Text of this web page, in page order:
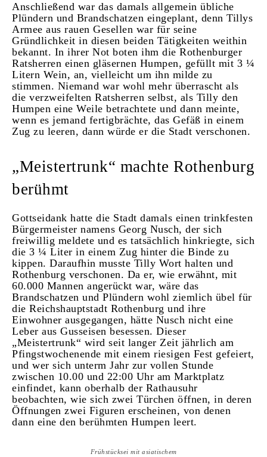
Anschließend war das damals allgemein übliche
Plündern und Brandschatzen eingeplant, denn Tillys
Armee aus rauen Gesellen war für seine
Gründlichkeit in diesen beiden Tätigkeiten weithin
bekannt. In ihrer Not boten ihm die Rothenburger
Ratsherren einen gläsernen Humpen, gefüllt mit 3 ¼
Litern Wein, an, vielleicht um ihn milde zu
stimmen. Niemand war wohl mehr überrascht als
die verzweifelten Ratsherren selbst, als Tilly den
Humpen eine Weile betrachtete und dann meinte,
wenn es jemand fertigbrächte, das Gefäß in einem
Zug zu leeren, dann würde er die Stadt verschonen.
„Meistertrunk“ machte Rothenburg
berühmt
Gottseidank hatte die Stadt damals einen trinkfesten
Bürgermeister namens Georg Nusch, der sich
freiwillig meldete und es tatsächlich hinkriegte, sich
die 3 ¼ Liter in einem Zug hinter die Binde zu
kippen. Daraufhin musste Tilly Wort halten und
Rothenburg verschonen. Da er, wie erwähnt, mit
60.000 Mannen angerückt war, wäre das
Brandschatzen und Plündern wohl ziemlich übel für
die Reichshauptstadt Rothenburg und ihre
Einwohner ausgegangen, hätte Nusch nicht eine
Leber aus Gusseisen besessen. Dieser
„Meistertrunk“ wird seit langer Zeit jährlich am
Pfingstwochenende mit einem riesigen Fest gefeiert,
und wer sich unterm Jahr zur vollen Stunde
zwischen 10.00 und 22:00 Uhr am Marktplatz
einfindet, kann oberhalb der Rathausuhr
beobachten, wie sich zwei Türchen öffnen, in deren
Öffnungen zwei Figuren erscheinen, von denen
dann eine den berühmten Humpen leert.
Frühstücksei mit asiatischem